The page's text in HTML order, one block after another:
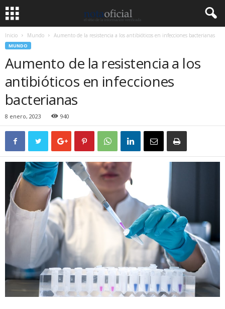
Inicio Mundo Aumento de la resistencia a los antibióticos en infecciones bacterianas
MUNDO
Aumento de la resistencia a los
antibióticos en infecciones
bacterianas
8 enero, 2023 940